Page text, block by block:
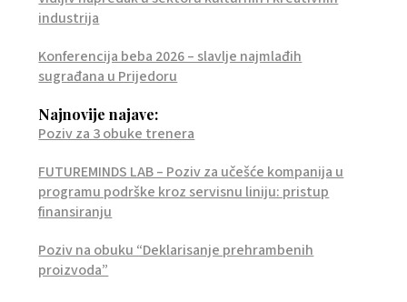
industrija
Konferencija beba 2026 – slavlje najmlađih
sugrađana u Prijedoru
Najnovije najave:
Poziv za 3 obuke trenera
FUTUREMINDS LAB – Poziv za učešće kompanija u
programu podrške kroz servisnu liniju: pristup
finansiranju
Poziv na obuku “Deklarisanje prehrambenih
proizvoda”